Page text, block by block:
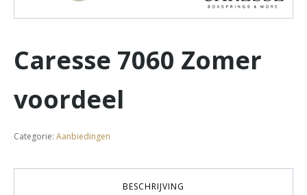
Caresse 7060 Zomer
voordeel
Categorie: Aanbiedingen
BESCHRIJVING